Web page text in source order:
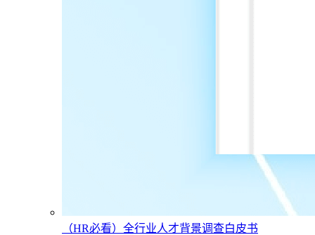
（HR必看）全行业人才背景调查白皮书